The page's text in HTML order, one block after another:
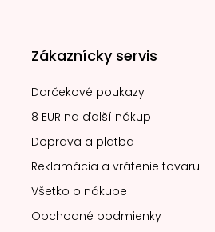
Zákaznícky servis
Darčekové poukazy
8 EUR na ďalší nákup
Doprava a platba
Reklamácia a vrátenie tovaru
Všetko o nákupe
Obchodné podmienky